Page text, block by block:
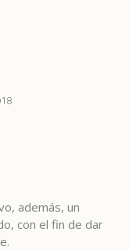
además, un
con el fin de dar